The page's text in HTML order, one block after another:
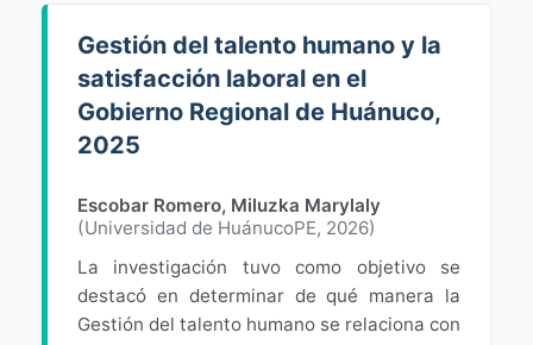
Gestión del talento humano y la
satisfacción laboral en el
Gobierno Regional de Huánuco,
2025
Escobar Romero, Miluzka Marylaly
(Universidad de HuánucoPE, 2026)
La investigación tuvo como objetivo se
destacó en determinar de qué manera la
Gestión del talento humano se relaciona con